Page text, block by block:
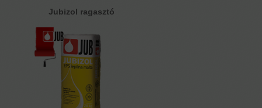
Jubizol ragasztó